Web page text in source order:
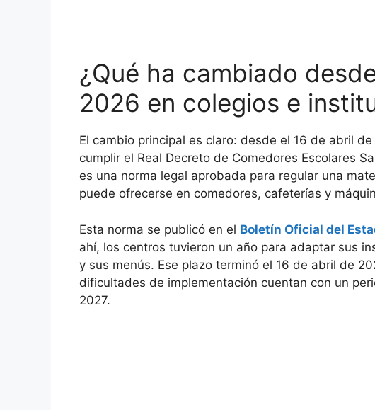
¿Qué ha cambiado
2026 en colegios e
El cambio principal es claro: desde el 16 de abril
cumplir el Real Decreto de Comedores Escolares
es una norma legal aprobada para regular una
puede ofrecerse en comedores, cafeterías y
Esta norma se publicó en el Boletín Oficial del
ahí, los centros tuvieron un año para adaptar sus
y sus menús. Ese plazo terminó el 16 de abril de
dificultades de implementación cuentan con un
2027.